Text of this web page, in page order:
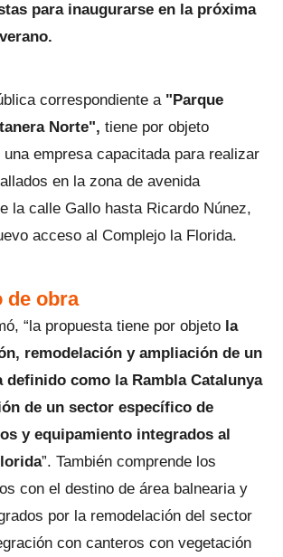
para inaugurarse en la próxima
correspondiente a "Parque
Norte", tiene por objeto
empresa capacitada para realizar
en la zona de avenida
la calle Gallo hasta Ricardo Núnez,
acceso al Complejo la Florida.
de obra
“la propuesta tiene por objeto la
remodelación y ampliación de un
definido como la Rambla Catalunya
de un sector específico de
y equipamiento integrados al
”. También comprende los
con el destino de área balnearia y
por la remodelación del sector
con canteros con vegetación